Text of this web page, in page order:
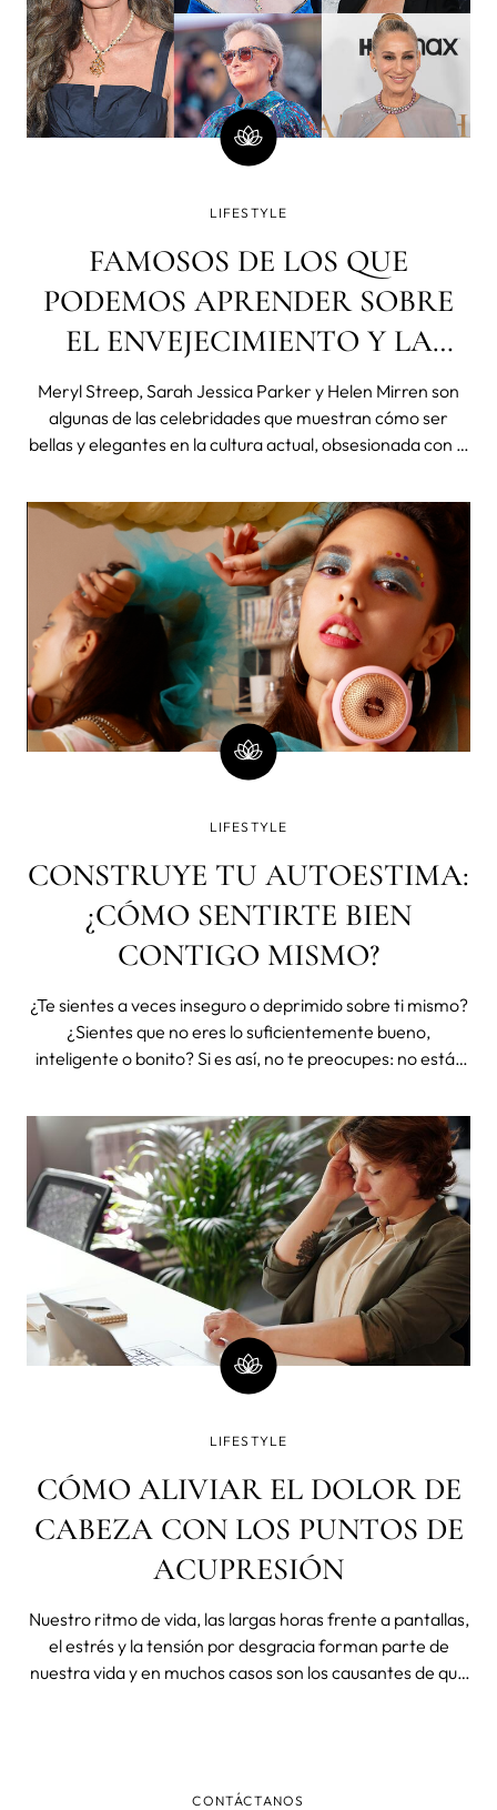
LIFESTYLE
FAMOSOS DE LOS QUE
PODEMOS APRENDER SOBRE
EL ENVEJECIMIENTO Y LA
BELLEZA: LA ACEPTACIÓN ES
EL MEJOR TRATAMIENTO
CONTRA EL ENVEJECIMIENTO
Meryl Streep, Sarah Jessica Parker y Helen Mirren son
algunas de las celebridades que muestran cómo ser
bellas y elegantes en la cultura actual, obsesionada con la
negativo. El envejecimiento es, en realidad, un proceso
hermoso y estas celebrid
LIFESTYLE
CONSTRUYE TU AUTOESTIMA:
¿CÓMO SENTIRTE BIEN
CONTIGO MISMO?
¿Te sientes a veces inseguro o deprimido sobre ti mismo?
¿Sientes que no eres lo suficientemente bueno,
inteligente o bonito? Si es así, no te preocupes: no estás
no desesperes: hay cosas que puedes hacer para
aumentar tu autoestima y sentirt
LIFESTYLE
CÓMO ALIVIAR EL DOLOR DE
CABEZA CON LOS PUNTOS DE
ACUPRESIÓN
Nuestro ritmo de vida, las largas horas frente a pantallas,
el estrés y la tensión por desgracia forman parte de
nuestra vida y en muchos casos son los causantes de que
CONTÁCTANOS